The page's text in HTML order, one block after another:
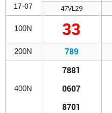
17-07
47VL29
100N 33
200N 789
400N
7881
0607
8701